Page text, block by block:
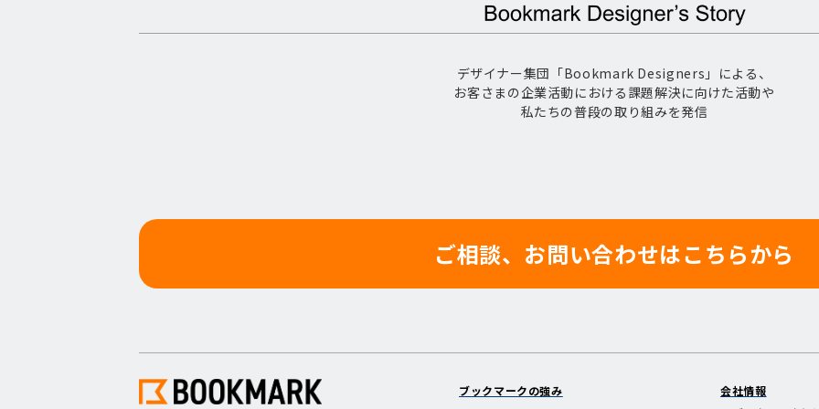
デザイナー集団「Bookmark Designers」による、
お客さまの企業活動における課題解決に向けた活動や
私たちの普段の取り組みを発信
ご相談、お問い合わせはこちらから
ブックマークの強み
会社情報